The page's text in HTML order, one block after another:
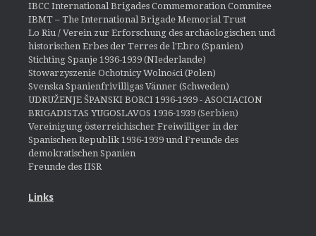
IBCC International Brigades Commemoration Commitee
IBMT – The International Brigade Memorial Trust
Lo Riu / Verein zur Erforschung des archäologischen und
historischen Erbes der Terres de l'Ebro (Spanien)
Stichting Spanje 1936-1939 (NIederlande)
Stowarzyszenie Ochotnicy Wolności (Polen)
Svenska Spanienfrivilligas Vänner (Schweden)
UDRUŽENJE ŠPANSKI BORCI 1936-1939 - ASOCIACION
BRIGADISTAS YUGOSLAVOS 1936-1939 (Serbien)
Vereinigung österreichischer Freiwilliger in der
Spanischen Republik 1936-1939 und Freunde des
demokratischen Spanien
Freunde des IISR
Links